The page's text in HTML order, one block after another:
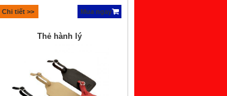
Chi tiết >> Mua ngay
Thẻ hành lý